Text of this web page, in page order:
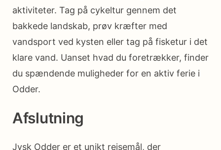
aktiviteter. Tag på cykeltur gennem det
bakkede landskab, prøv kræfter med
vandsport ved kysten eller tag på fisketur i det
klare vand. Uanset hvad du foretrækker, finder
du spændende muligheder for en aktiv ferie i
Odder.
Afslutning
Jysk Odder er et unikt rejsemål, der